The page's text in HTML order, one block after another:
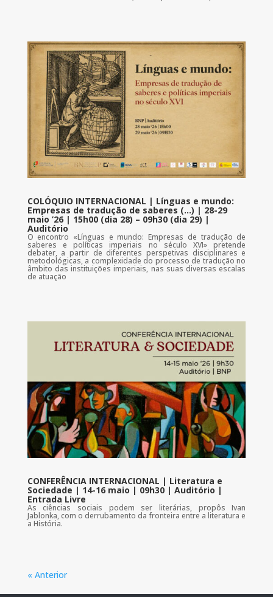
COLÓQUIO INTERNACIONAL | Línguas e mundo:
Empresas de tradução de saberes (…) | 28-29
maio ’26 | 15h00 (dia 28) – 09h30 (dia 29) |
Auditório
O encontro «Línguas e mundo: Empresas de tradução de
saberes e políticas imperiais no século XVI» pretende
debater, a partir de diferentes perspetivas disciplinares e
metodológicas, a complexidade do processo de tradução no
âmbito das instituições imperiais, nas suas diversas escalas
de atuação
CONFERÊNCIA INTERNACIONAL | Literatura e
Sociedade | 14-16 maio | 09h30 | Auditório |
Entrada Livre
As ciências sociais podem ser literárias, propôs Ivan
Jablonka, com o derrubamento da fronteira entre a literatura e
a História.
« Anterior